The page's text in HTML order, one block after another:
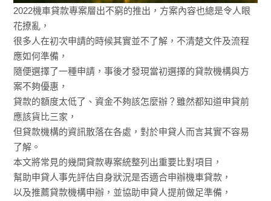
2022機車貸款專案層出不窮的推出，方案內容也總是令人眼
花撩亂，
很多人在初次申請的時候其實並不了解，不清楚文件及流程
應如何準備，
隨便選擇了一種申請，事後才發現當初選擇的貸款機構與方
案不夠優惠，
貸款的額度太低了、資金不夠該怎麼辦？雖然都知道申貸前
應該貨比三家，
但貸款機構的資訊散落在各處，對於申貸人而言其實不容易
了解。
本文將常見的幾間貸款專案統整列出重要比對項目，
幫助申貸人事先評估自身狀況是否適合申辦機車貸款，
以及推薦貸款機構申辦，並協助申貸人提前做足準備，